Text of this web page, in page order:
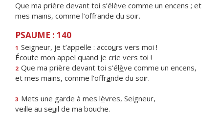
Que ma prière devant toi s’élève comme un encens ; et
mes mains, comme l’offrande du soir.
PSAUME : 140
1 Seigneur, je t’appelle : accours vers moi !
Écoute mon appel quand je crie vers toi !
2 Que ma prière devant toi s’élève comme un encens,
et mes mains, comme l’offrande du soir.
3 Mets une garde à mes lèvres, Seigneur,
veille au seuil de ma bouche.